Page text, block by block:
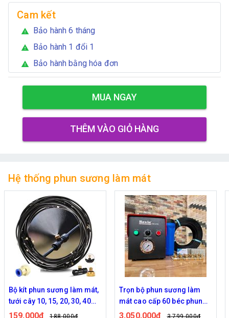
Cam kết
warning Bảo hành 6 tháng
warning Bảo hành 1 đổi 1
warning Bảo hành bằng hóa đơn
MUA NGAY
THÊM VÀO GIỎ HÀNG
Hệ thống phun sương làm mát
Trọn bộ phun sương làm
mát cao cấp 60 béc phun
bơm Hawin FOG-2703
3,050,000đ 3,799,000đ
Bộ phun sương làm mát
quán cafe cao cấp 70 đầu
phun
3,220,000đ 3,599,000đ